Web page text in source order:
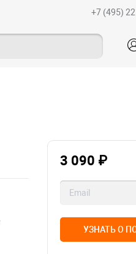
+7 (495)
3 090 ₽
УЗНАТЬ О